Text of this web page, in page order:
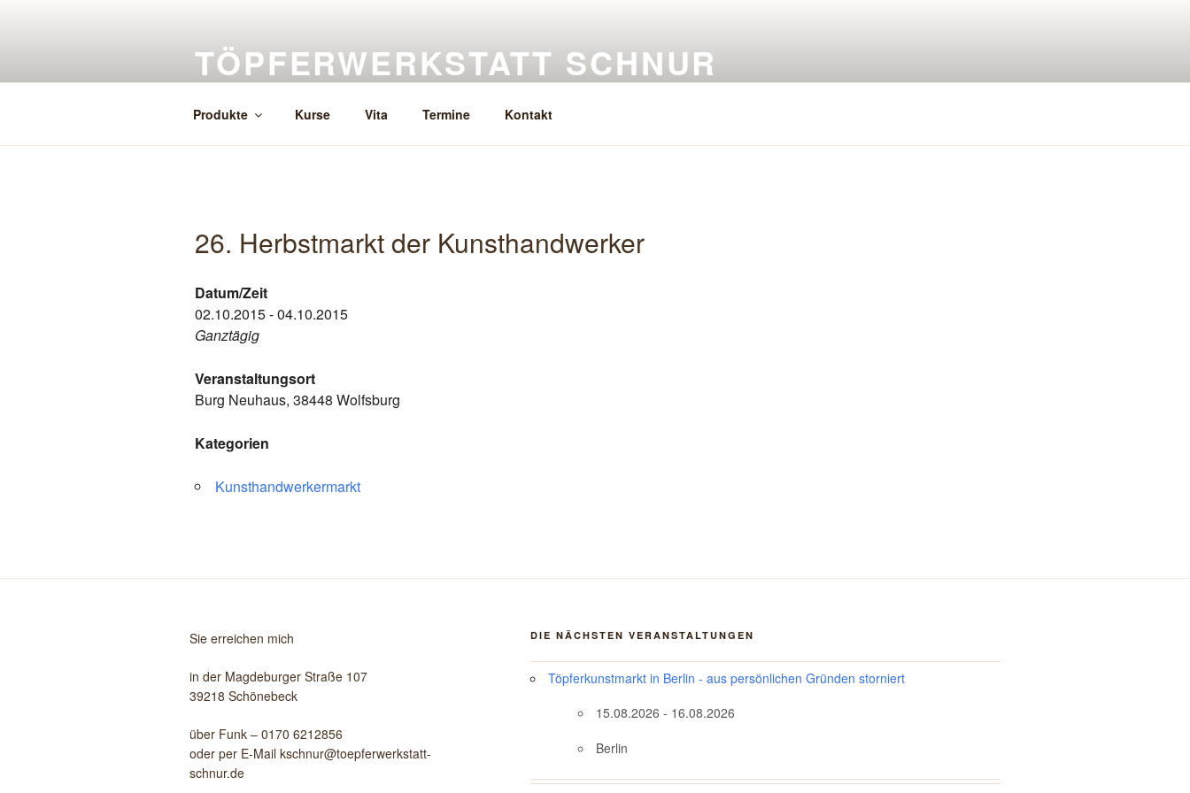
TÖPFERWERKSTATT SCHNUR
Produkte Kurse Vita Termine Kontakt
26. Herbstmarkt der Kunsthandwerker
Datum/Zeit
02.10.2015 - 04.10.2015
Ganztägig
Veranstaltungsort
Burg Neuhaus, 38448 Wolfsburg
Kategorien
Kunsthandwerkermarkt
Sie erreichen mich
in der Magdeburger Straße 107
39218 Schönebeck
über Funk – 0170 6212856
oder per E-Mail kschnur@toepferwerkstatt-
schnur.de
DIE NÄCHSTEN VERANSTALTUNGEN
Töpferkunstmarkt in Berlin - aus persönlichen Gründen storniert
15.08.2026 - 16.08.2026
Berlin